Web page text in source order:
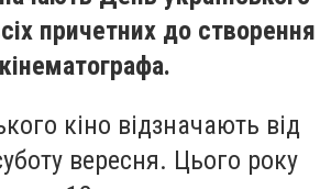
причетних до створення
кіно відзначають від
вересня. Цього року